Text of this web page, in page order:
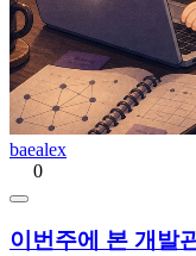
baealex
0
이번주에 본 개발